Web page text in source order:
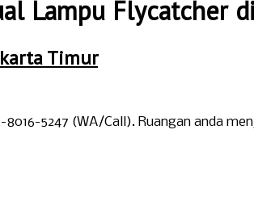
Lampu Flycatcher
Timur
5247 (WA/Call). Ruangan anda